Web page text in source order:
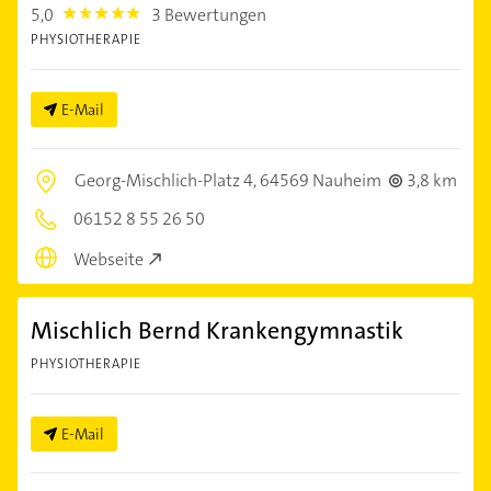
5,0 5.0 3 Bewertungen
PHYSIOTHERAPIE
E-Mail
Georg-Mischlich-Platz 4,64569 Nauheim
3,8 km
06152 8 55 26 50
Webseite
Mischlich Bernd Krankengymnastik
PHYSIOTHERAPIE
E-Mail